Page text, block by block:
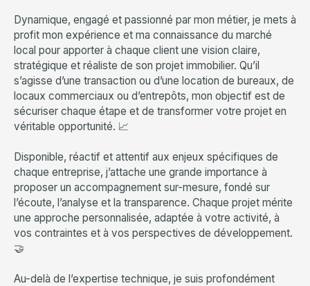
Dynamique, engagé et passionné par mon métier, je mets à
profit mon expérience et ma connaissance du marché
local pour apporter à chaque client une vision claire,
stratégique et réaliste de son projet immobilier. Qu’il
s’agisse d’une transaction ou d’une location de bureaux, de
locaux commerciaux ou d’entrepôts, mon objectif est de
sécuriser chaque étape et de transformer votre projet en
véritable opportunité. 📈
Disponible, réactif et attentif aux enjeux spécifiques de
chaque entreprise, j’attache une grande importance à
proposer un accompagnement sur-mesure, fondé sur
l’écoute, l’analyse et la transparence. Chaque projet mérite
une approche personnalisée, adaptée à votre activité, à
vos contraintes et à vos perspectives de développement.
🤝
Au-delà de l’expertise technique, je suis profondément